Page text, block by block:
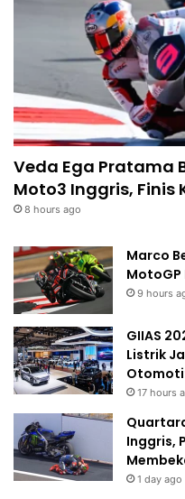
Veda Ega Pratama
Moto3 Inggris, Finis
8 hours ago
Marco
MotoGP
9 hours
GIIAS
Listrik
17 hours
Inggris,
1 day ago